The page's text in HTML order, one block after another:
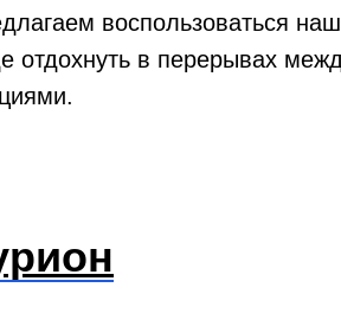
воспользоваться
отдохнуть в перерывах